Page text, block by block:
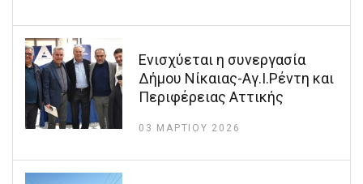
Ενισχύεται η συνεργασία
Δήμου Νίκαιας-Αγ.Ι.Ρέντη και
Περιφέρειας Αττικής
03 ΜΑΡΤΊΟΥ 2026